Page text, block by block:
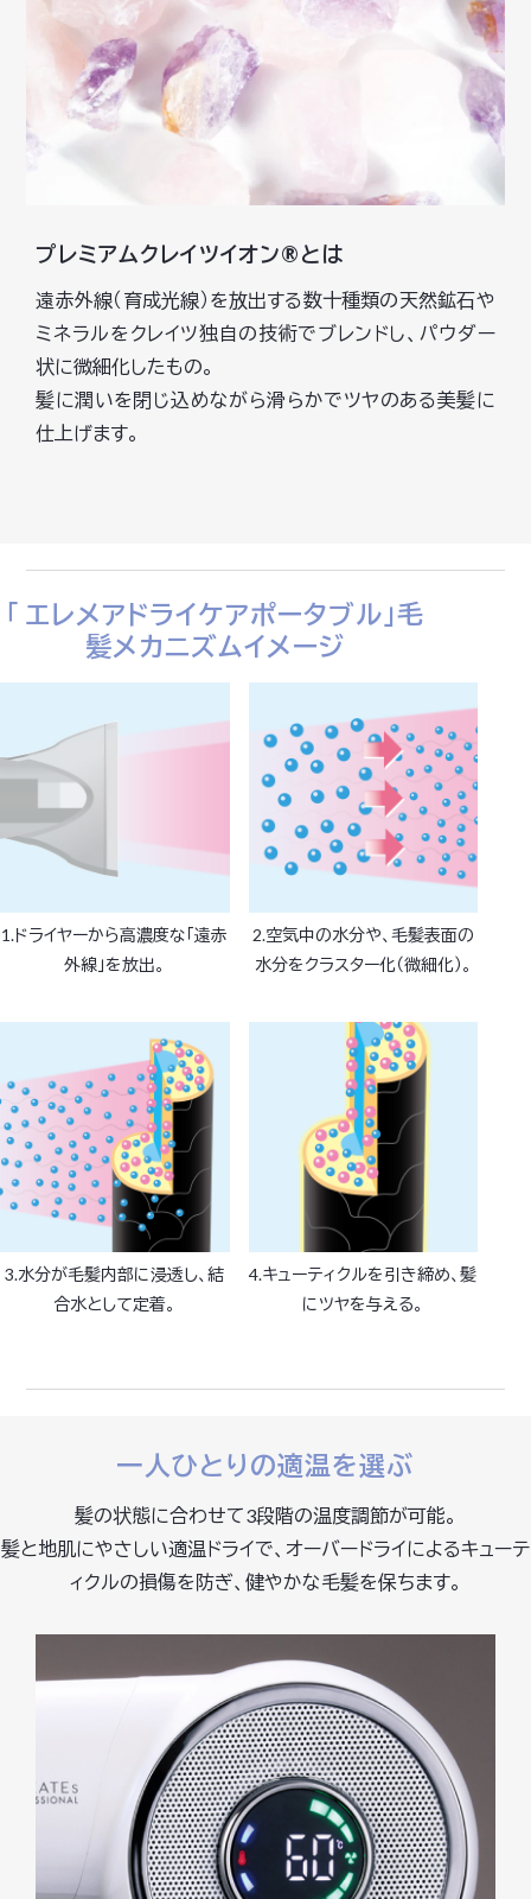
プレミアムクレイツイオン®とは
遠赤外線（育成光線）を放出する数十種類の天然鉱石や
ミネラルをクレイツ独自の技術でブレンドし、パウダー
状に微細化したもの。
髪に潤いを閉じ込めながら滑らかでツヤのある美髪に
仕上げます。
「 エレメアドライケアポータブル」毛
髪メカニズムイメージ
1.ドライヤーから高濃度な「遠赤
外線」を放出。
2.空気中の水分や、毛髪表面の
水分をクラスター化（微細化）。
3.水分が毛髪内部に浸透し、結
合水として定着。
4.キューティクルを引き締め、髪
にツヤを与える。
一人ひとりの適温を選ぶ
髪の状態に合わせて3段階の温度調節が可能。
髪と地肌にやさしい適温ドライで、オーバードライによるキューテ
ィクルの損傷を防ぎ、健やかな毛髪を保ちます。